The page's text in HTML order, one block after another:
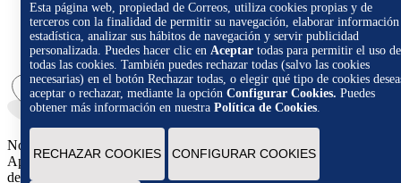
Novedades
Apúntate para recibir novedades, promociones y ofertas exclusivas
de Correos Market
Esta página web, propiedad de Correos, utiliza cookies propias y de
terceros con la finalidad de permitir su navegación, elaborar información
estadística, analizar sus hábitos de navegación y servir publicidad
personalizada. Puedes hacer clic en Aceptar todas para permitir el uso de
todas las cookies. También puedes rechazar todas (salvo las cookies
necesarias) en el botón Rechazar todas, o elegir qué tipo de cookies
aceptar o rechazar, mediante la opción Configurar Cookies. Puedes
obtener más información en nuestra Política de Cookies.
RECHAZAR COOKIES CONFIGURAR COOKIES